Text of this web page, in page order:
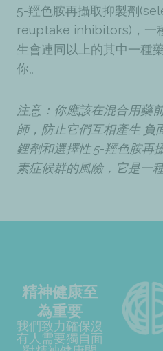
5-羥色胺再攝取抑製劑
reuptake inhibitors)，一
生會連同以上的其中一種
你。
注意：你應該在混合用藥
師，防止它們互相產生 負
鋰劑和選擇性 5-羥色胺再
素症候群的風險，它是一
精神健康至
為重要
我們致力確保沒
有人需要獨自面